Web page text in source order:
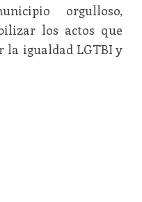
orgulloso,
los actos que
la igualdad LGTBI y